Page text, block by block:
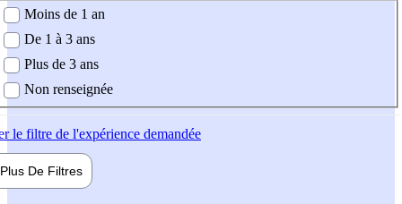
demandée
Moins de 1 an
De 1 à 3 ans
Plus de 3 ans
Non renseignée
le filtre de l'expérience demandée
Plus De Filtres